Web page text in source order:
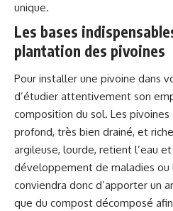
unique.
Les bases
plantation des pivoines
Pour installer une pivoine dans
d’étudier attentivement son
composition du sol. Les
profond, très bien drainé, et
argileuse, lourde, retient l’eau
développement de maladies ou
conviendra donc d’apporter un
que du compost décomposé